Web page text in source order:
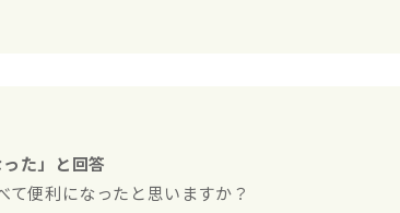
た」と回答
て便利になったと思いますか？